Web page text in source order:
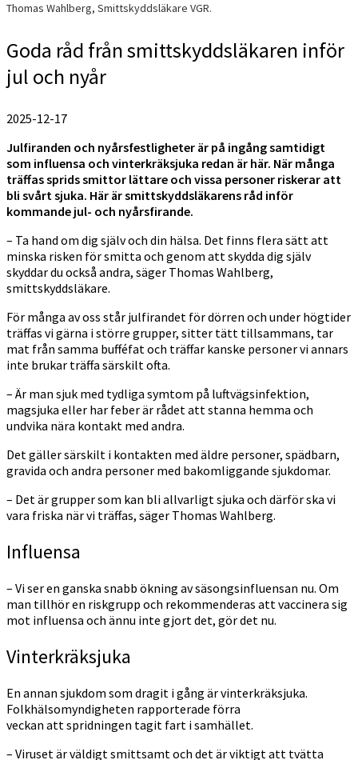
Thomas Wahlberg, Smittskyddsläkare VGR.
Goda råd från smittskyddsläkaren inför
jul och nyår
2025-12-17
Julfiranden och nyårsfestligheter är på ingång samtidigt
som influensa och vinterkräksjuka redan är här. När många
träffas sprids smittor lättare och vissa personer riskerar att
bli svårt sjuka. Här är smittskyddsläkarens råd inför
kommande jul- och nyårsfirande.
– Ta hand om dig själv och din hälsa. Det finns flera sätt att
minska risken för smitta och genom att skydda dig själv
skyddar du också andra, säger Thomas Wahlberg,
smittskyddsläkare.
För många av oss står julfirandet för dörren och under högtider
träffas vi gärna i större grupper, sitter tätt tillsammans, tar
mat från samma bufféfat och träffar kanske personer vi annars
inte brukar träffa särskilt ofta.
– Är man sjuk med tydliga symtom på luftvägsinfektion,
magsjuka eller har feber är rådet att stanna hemma och
undvika nära kontakt med andra.
Det gäller särskilt i kontakten med äldre personer, spädbarn,
gravida och andra personer med bakomliggande sjukdomar.
– Det är grupper som kan bli allvarligt sjuka och därför ska vi
vara friska när vi träffas, säger Thomas Wahlberg.
Influensa
– Vi ser en ganska snabb ökning av säsongsinfluensan nu. Om
man tillhör en riskgrupp och rekommenderas att vaccinera sig
mot influensa och ännu inte gjort det, gör det nu.
Vinterkräksjuka
En annan sjukdom som dragit i gång är vinterkräksjuka.
Folkhälsomyndigheten rapporterade förra
veckan att spridningen tagit fart i samhället.
– Viruset är väldigt smittsamt och det är viktigt att tvätta